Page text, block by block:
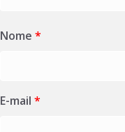
Nome *
E-mail *